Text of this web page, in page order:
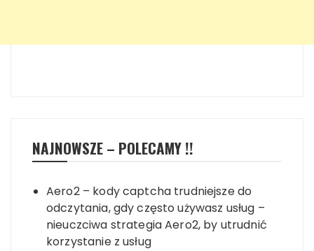
NAJNOWSZE – POLECAMY !!
Aero2 – kody captcha trudniejsze do
odczytania, gdy często używasz usług –
nieuczciwa strategia Aero2, by utrudnić
korzystanie z usług